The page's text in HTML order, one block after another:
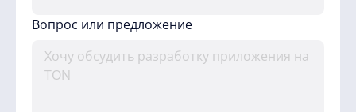
Вопрос или предложение